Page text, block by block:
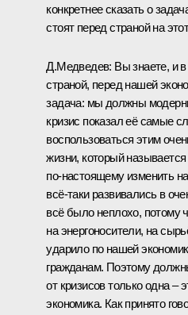
конкретнее сказать о
стоят перед страной на
Д.Медведев: Вы знаете, и в
страной, перед нашей
задача: мы должны
кризис показал её самые
воспользоваться этим
жизни, который
по‑настоящему изменить
всё‑таки развивались в
всё было неплохо, потому
на энергоносители, на
ударило по нашей
гражданам. Поэтому
от кризисов только одна –
экономика. Как принято